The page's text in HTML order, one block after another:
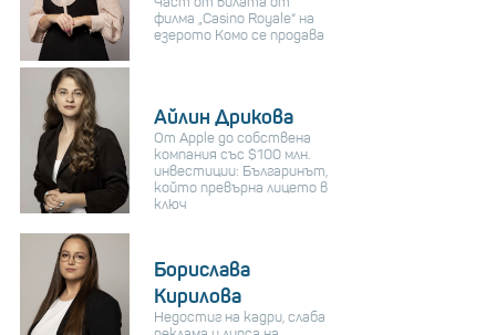
филма „Casino Royale“ на
езерото Комо се продава
Айлин Дрикова
От Apple до собствена
компания със $100 млн.
инвестиции: Българинът,
който превърна лицето в
ключ
Борислава
Кирилова
Недостиг на кадри, слаба